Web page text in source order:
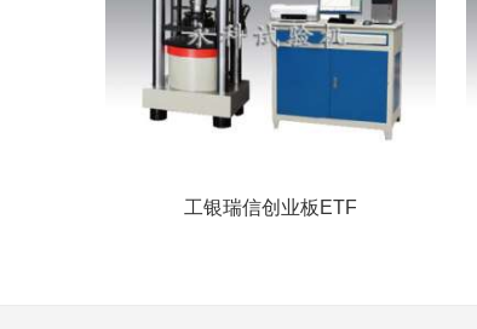
工银瑞信创业板ETF